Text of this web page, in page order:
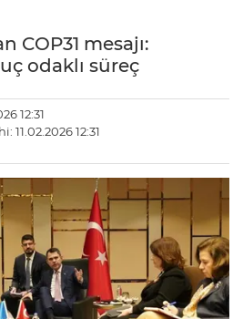
COP31 mesajı:
odaklı süreç
12:31
12:31